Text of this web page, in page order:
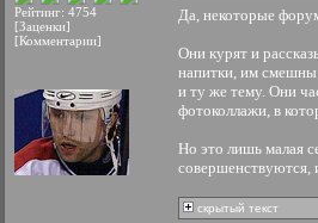
Рейтинг: 4754
[Заценки]
[Комментарии]
Да, некоторые
Они курят и
напитки, им смешны
и ту же тему. Они
фотоколлажи, в
Но это лишь малая
совершенствуются,
скрытый текст